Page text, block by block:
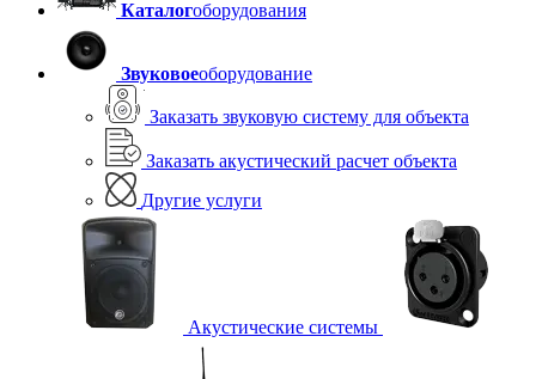
Каталогоборудования
Звуковоеоборудование
Заказать звуковую систему для объекта
Заказать акустический расчет объекта
Другие услуги
Акустические системы